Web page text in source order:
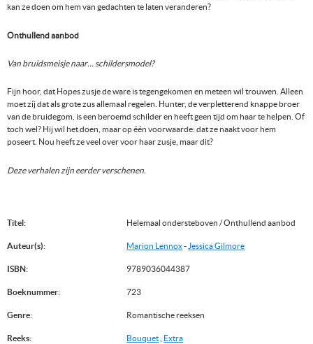
kan ze doen om hem van gedachten te laten veranderen?
Onthullend aanbod
Van bruidsmeisje naar… schildersmodel?
Fijn hoor, dat Hopes zusje de ware is tegengekomen en meteen wil trouwen. Alleen
moet zíj dat als grote zus allemaal regelen. Hunter, de verpletterend knappe broer
van de bruidegom, is een beroemd schilder en heeft geen tijd om haar te helpen. Of
toch wel? Hij wil het doen, maar op één voorwaarde: dat ze naakt voor hem
poseert. Nou heeft ze veel over voor haar zusje, maar dit?
Deze verhalen zijn eerder verschenen.
Titel: Helemaal ondersteboven / Onthullend aanbod
Auteur(s): Marion Lennox- Jessica Gilmore
ISBN: 9789036044387
Boeknummer: 723
Genre: Romantische reeksen
Reeks: Bouquet Extra